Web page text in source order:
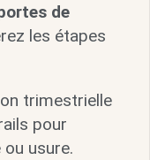
de
les étapes
trimestrielle
pour
usure.